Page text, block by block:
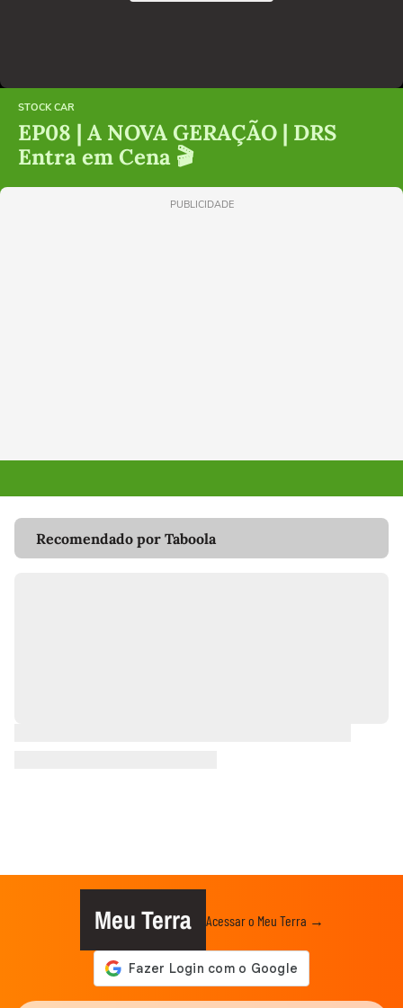
STOCK CAR
EP08 | A NOVA GERAÇÃO | DRS
Entra em Cena 🎬
PUBLICIDADE
Recomendado por Taboola
Meu Terra Acessar o Meu Terra →